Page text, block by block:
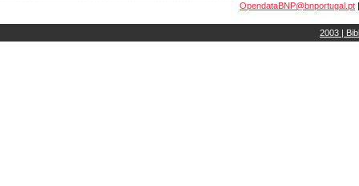
OpendataBNP@bnportugal.pt
2003 |